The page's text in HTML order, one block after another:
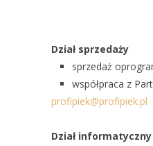
Dział sprzedaży
sprzedaż
współpraca z
profipiek@profipiek.pl
Dział informatyczny